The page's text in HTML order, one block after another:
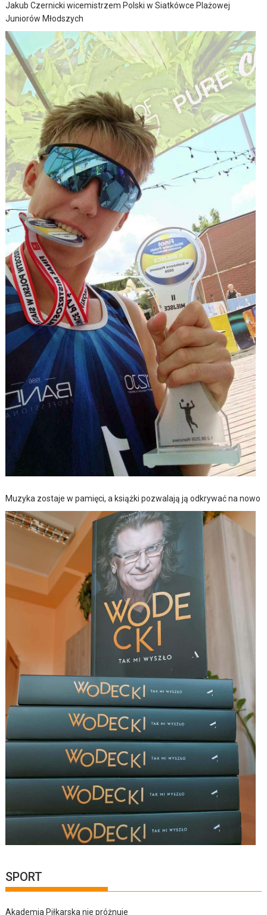
Jakub Czernicki wicemistrzem Polski w Siatkówce Plażowej
Juniorów Młodszych
Muzyka zostaje w pamięci, a książki pozwalają ją odkrywać na nowo
SPORT
Akademia Piłkarska nie próżnuje